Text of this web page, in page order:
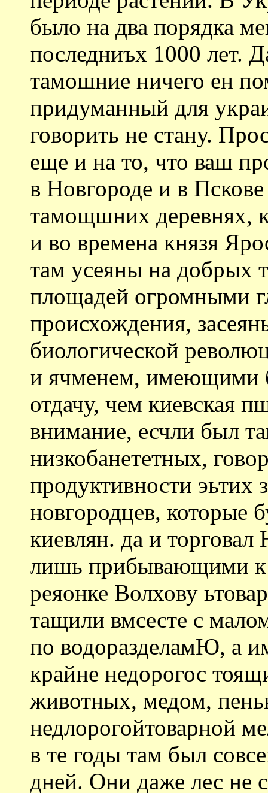
было на два порядка
последниъх 1000 лет.
тамошние ничего ен
придуманный для
говорить не стану.
еще и на то, что ваш
в Новгороде и в
тамощшних деревнях,
и во времена князя
там усеяны на добрых
площадей огромными
происхождения,
биологической
и ячменем, имеющими
отдачу, чем киевская
внимание, есчли был
низкобанететных,
продуктивности эьтих
новгородцев, которые
киевлян. да и торговал
лишь прибывающими к
реяонке Волхову
тащили вмсесте с
по водоразделамЮ, а
крайне недорогос
животных, медом,
недлорогойтоварной
в те годы там был
дней. Они даже лес не